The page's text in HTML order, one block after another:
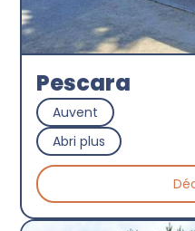
Pescara
Auvent
Abri plus